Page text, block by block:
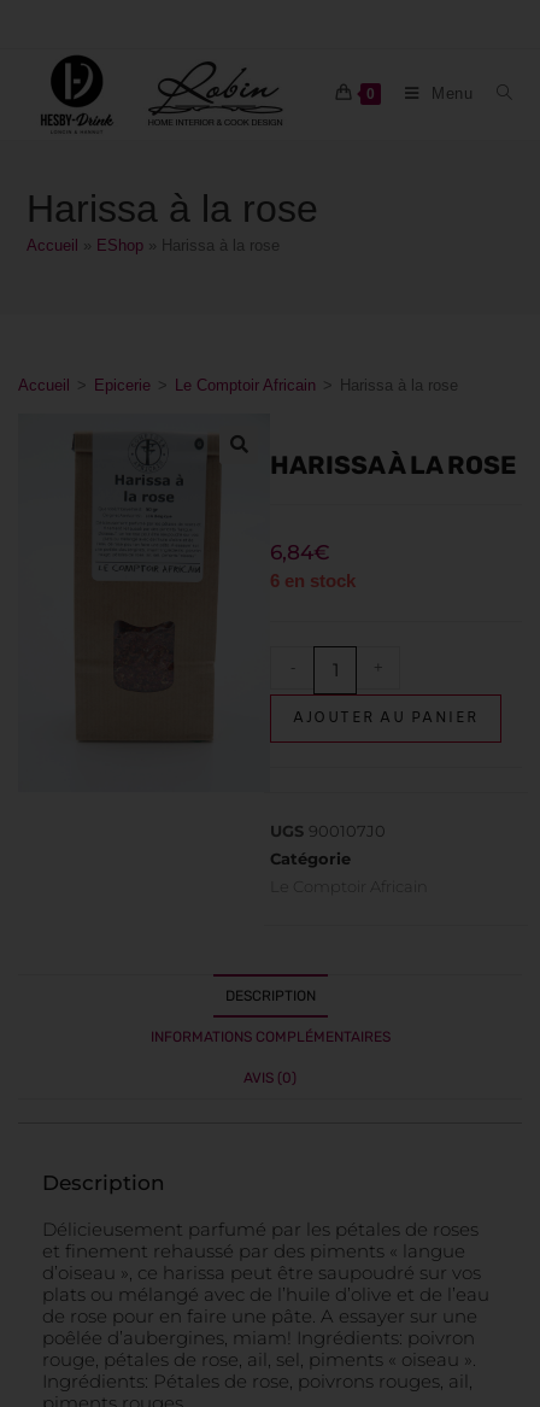
0 Menu
Harissa à la rose
Accueil EShop Harissa à la rose
Accueil > Epicerie > Le Comptoir Africain > Harissa à la rose
HARISSA À LA ROSE
6,84€
6 en stock
- +
AJOUTER AU PANIER
UGS 900107J0
Catégorie
Le Comptoir Africain
DESCRIPTION
INFORMATIONS COMPLÉMENTAIRES
AVIS (0)
Description
Délicieusement parfumé par les pétales de roses
et finement rehaussé par des piments « langue
d’oiseau », ce harissa peut être saupoudré sur vos
plats ou mélangé avec de l’huile d’olive et de l’eau
de rose pour en faire une pâte. A essayer sur une
poêlée d’aubergines, miam! Ingrédients: poivron
rouge, pétales de rose, ail, sel, piments « oiseau ».
Ingrédients: Pétales de rose, poivrons rouges, ail,